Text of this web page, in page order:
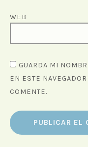
WEB
GUARDA MI
EN ESTE
COMENTE.